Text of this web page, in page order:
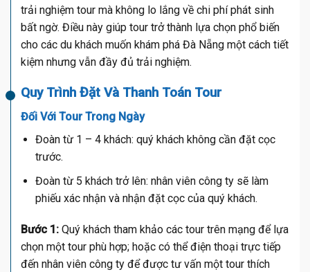
trải nghiệm tour mà không lo lắng về chi phí phát sinh
bất ngờ. Điều này giúp tour trở thành lựa chọn phổ biến
cho các du khách muốn khám phá Đà Nẵng một cách tiết
kiệm nhưng vẫn đầy đủ trải nghiệm.
Quy Trình Đặt Và Thanh Toán Tour
Đối Với Tour Trong Ngày
Đoàn từ 1 – 4 khách: quý khách không cần đặt cọc
trước.
Đoàn từ 5 khách trở lên: nhân viên công ty sẽ làm
phiếu xác nhận và nhận đặt cọc của quý khách.
Bước 1: Quý khách tham khảo các tour trên mạng để lựa
chọn một tour phù hợp; hoặc có thể điện thoại trực tiếp
đến nhân viên công ty để được tư vấn một tour thích